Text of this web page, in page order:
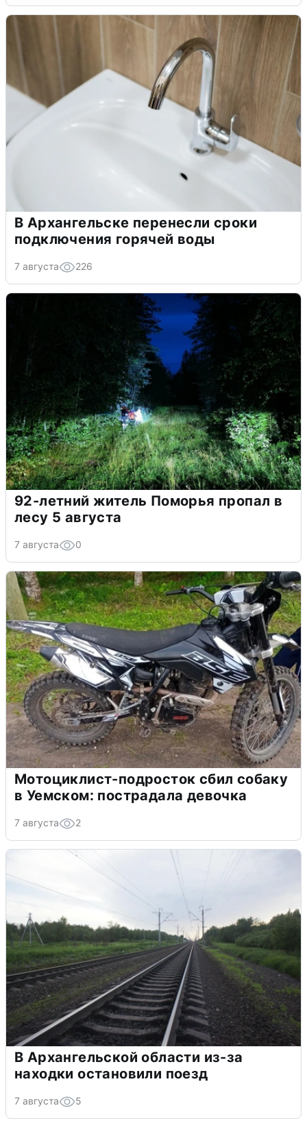
В Архангельске перенесли сроки
подключения горячей воды
7 августа 226
92-летний житель Поморья пропал в
лесу 5 августа
7 августа 0
Мотоциклист-подросток сбил собаку
в Уемском: пострадала девочка
7 августа 2
В Архангельской области из-за
находки остановили поезд
7 августа 5